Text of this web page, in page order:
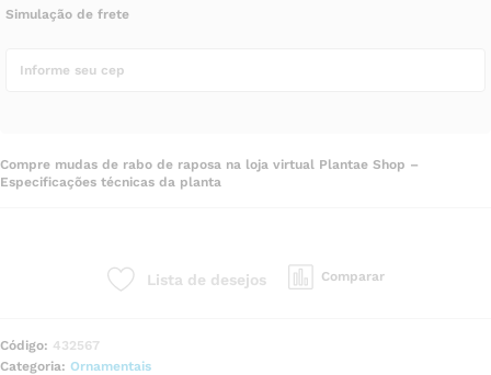
Simulação de frete
Compre mudas de rabo de raposa na loja virtual Plantae Shop –
Especificações técnicas da planta
Lista de desejos Comparar
Código: 432567
Categoria: Ornamentais